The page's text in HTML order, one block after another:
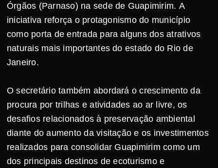
Órgãos (Parnaso) na sede de Guapimirim. A
iniciativa reforça o protagonismo do município
como porta de entrada para alguns dos atrativos
naturais mais importantes do estado do Rio de
Janeiro.
O secretário também abordará o crescimento da
procura por trilhas e atividades ao ar livre, os
desafios relacionados à preservação ambiental
diante do aumento da visitação e os investimentos
realizados para consolidar Guapimirim como um
dos principais destinos de ecoturismo e